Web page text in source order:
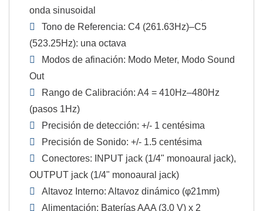
onda sinusoidal
Tono de Referencia: C4 (261.63Hz)–C5
(523.25Hz): una octava
Modos de afinación: Modo Meter, Modo Sound
Out
Rango de Calibración: A4 = 410Hz–480Hz
(pasos 1Hz)
Precisión de detección: +/- 1 centésima
Precisión de Sonido: +/- 1.5 centésima
Conectores: INPUT jack (1/4" monoaural jack),
OUTPUT jack (1/4" monoaural jack)
Altavoz Interno: Altavoz dinámico (φ21mm)
Alimentación: Baterías AAA (3.0 V) x 2